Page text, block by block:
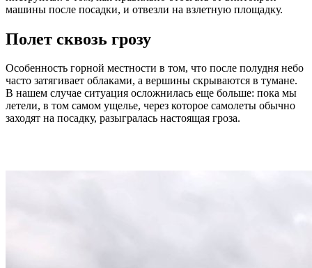
машины после посадки, и отвезли на взлетную площадку.
Полет сквозь грозу
Особенность горной местности в том, что после полудня небо
часто затягивает облаками, а вершины скрываются в тумане.
В нашем случае ситуация осложнилась еще больше: пока мы
летели, в том самом ущелье, через которое самолеты обычно
заходят на посадку, разыгралась настоящая гроза.